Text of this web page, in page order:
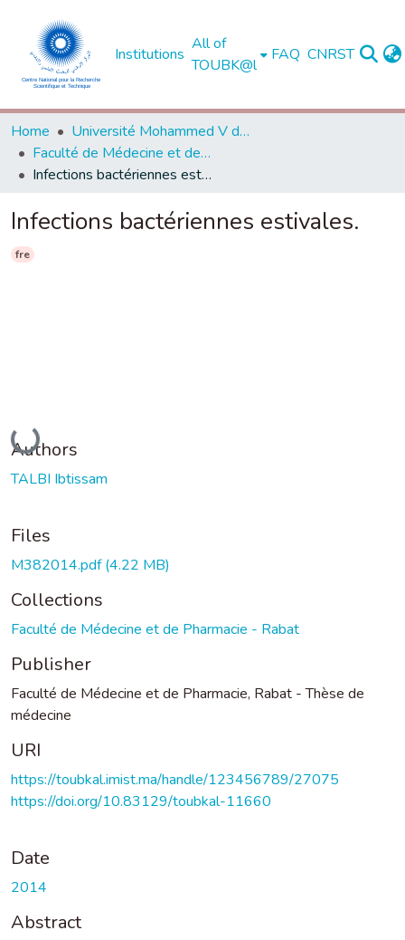
Institutions
All of
TOUBK@l
FAQ CNRST
Home
Université Mohammed V de Rabat
Faculté de Médecine et de Pharmacie - Rabat
Infections bactériennes estivales.
Infections bactériennes estivales.
fre
Loading...
Authors
TALBI Ibtissam
Files
M382014.pdf(4.22 MB)
Collections
Faculté de Médecine et de Pharmacie - Rabat
Publisher
Faculté de Médecine et de Pharmacie, Rabat - Thèse de
médecine
URI
https://toubkal.imist.ma/handle/123456789/27075
https://doi.org/10.83129/toubkal-11660
Date
2014
Abstract